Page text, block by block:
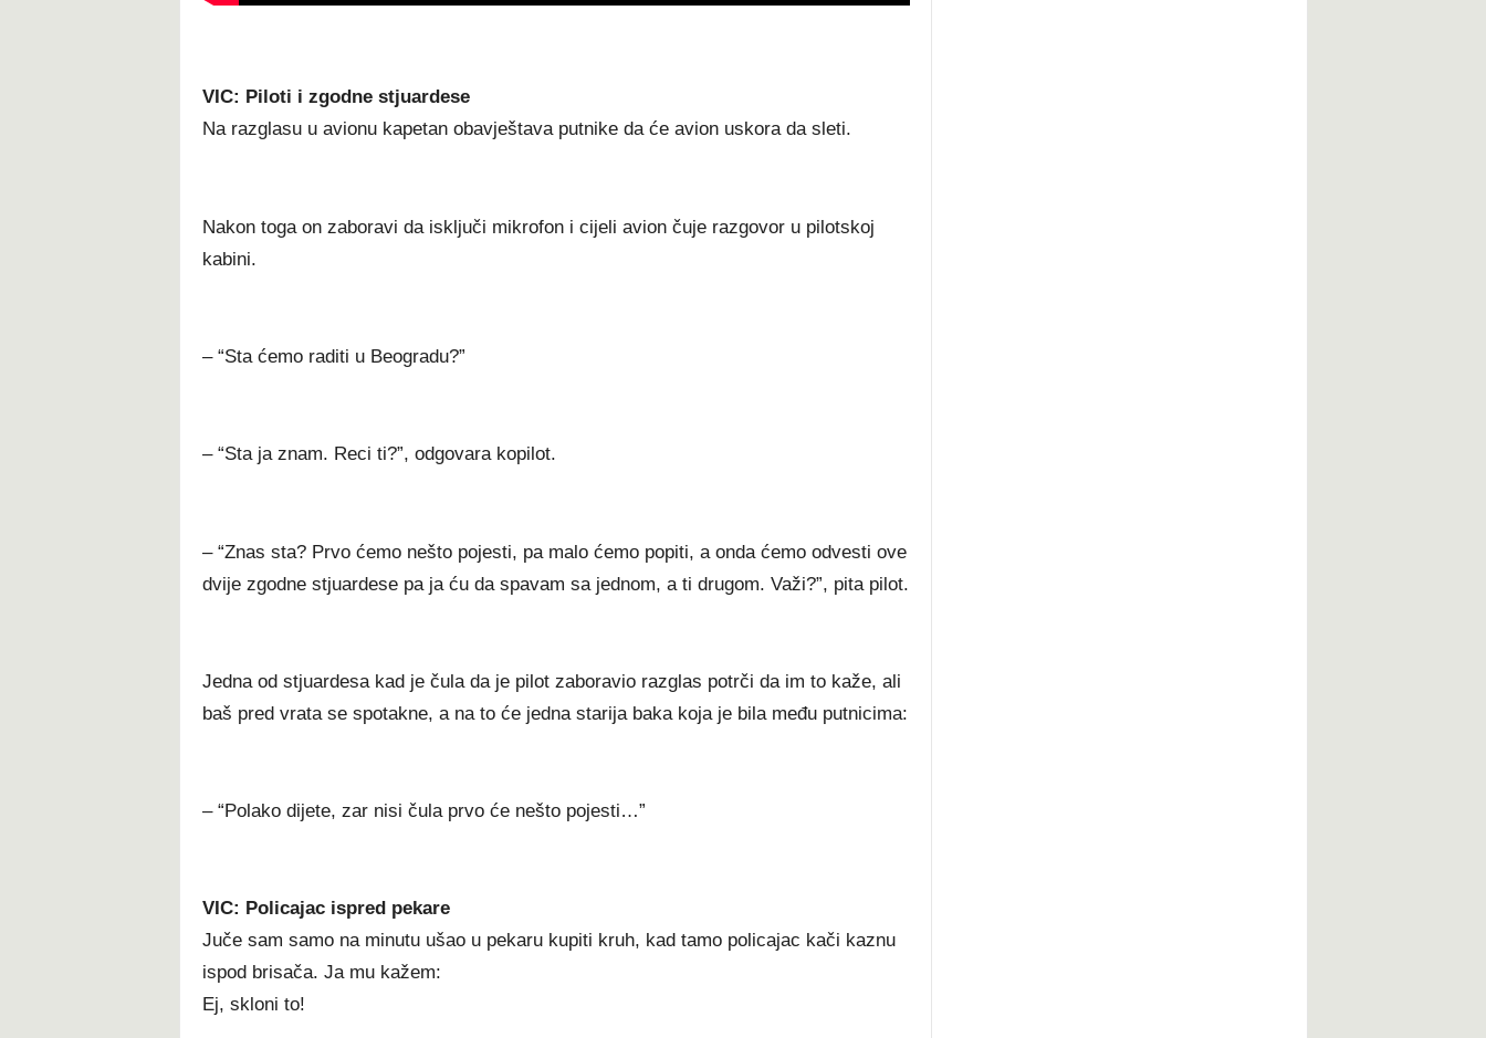
VIC: Piloti i zgodne stjuardese
Na razglasu u avionu kapetan obavještava putnike da će avion uskora da sleti.
Nakon toga on zaboravi da isključi mikrofon i cijeli avion čuje razgovor u pilotskoj
kabini.
– “Sta ćemo raditi u Beogradu?”
– “Sta ja znam. Reci ti?”, odgovara kopilot.
– “Znas sta? Prvo ćemo nešto pojesti, pa malo ćemo popiti, a onda ćemo odvesti ove
dvije zgodne stjuardese pa ja ću da spavam sa jednom, a ti drugom. Važi?”, pita pilot.
Jedna od stjuardesa kad je čula da je pilot zaboravio razglas potrči da im to kaže, ali
baš pred vrata se spotakne, a na to će jedna starija baka koja je bila među putnicima:
– “Polako dijete, zar nisi čula prvo će nešto pojesti…”
VIC: Policajac ispred pekare
Juče sam samo na minutu ušao u pekaru kupiti kruh, kad tamo policajac kači kaznu
ispod brisača. Ja mu kažem:
Ej, skloni to!